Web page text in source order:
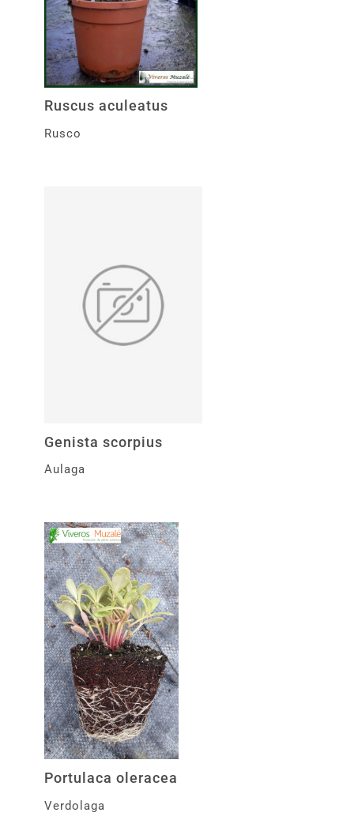
Ruscus aculeatus
Rusco
Genista scorpius
Aulaga
Portulaca oleracea
Verdolaga